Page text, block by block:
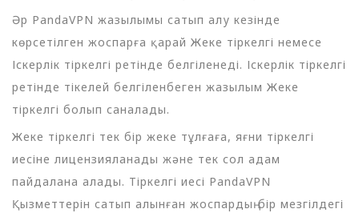
Әр PandaVPN жазылымы сатып алу кезінде
көрсетілген жоспарға қарай Жеке тіркелгі немесе
Іскерлік тіркелгі ретінде белгіленеді. Іскерлік тіркелгі
ретінде тікелей белгіленбеген жазылым Жеке
тіркелгі болып саналады.
Жеке тіркелгі тек бір жеке тұлғаға, яғни тіркелгі
иесіне лицензияланады және тек сол адам
пайдалана алады. Тіркелгі иесі PandaVPN
Қызметтерін сатып алынған жоспардың бір мезгілдегі